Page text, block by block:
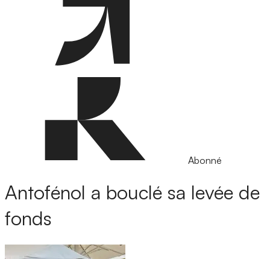
Abonné
Antofénol a bouclé sa levée de
fonds